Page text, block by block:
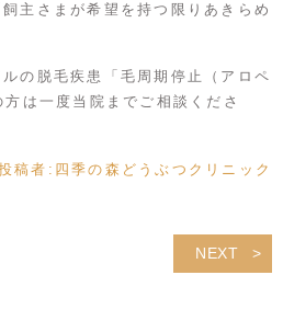
主さまが希望を持つ限りあきらめ
の脱毛疾患「毛周期停止（アロペ
は一度当院までご相談くださ
稿者: 四季の森どうぶつクリニック
NEXT